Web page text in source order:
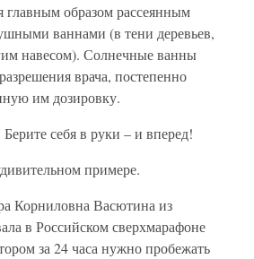
главным образом рассеянным
ваннами (в тени деревьев,
навесом). Солнечные ванны
врача, постепенно
им дозировку.
себя в руки – и вперед!
примере.
Корниловна Васютина из
в Российском сверхмарафоне
за 24 часа нужно пробежать